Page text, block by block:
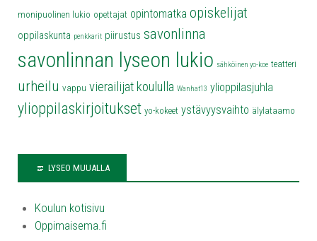
monipuolinen lukio opettajat opintomatka opiskelijat
oppilaskunta penkkarit piirustus savonlinna
savonlinnan lyseon lukio sähköinen yo-koe teatteri
urheilu vappu vierailijat koululla Wanhat13 ylioppilasjuhla
ylioppilaskirjoitukset yo-kokeet ystävyysvaihto älylataamo
LYSEO MUUALLA
Koulun kotisivu
Oppimaisema.fi